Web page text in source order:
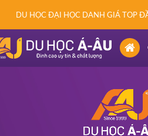
DU HỌC ĐẠI HỌC DANH GIÁ TOP